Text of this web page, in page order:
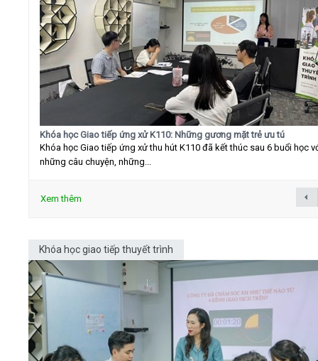
Khóa học Giao tiếp ứng xử K110: Những gương mặt trẻ ưu tú
Khóa học Giao tiếp ứng xử thu hút K110 đã kết thúc sau 6 buổi học
những câu chuyện, những...
Xem thêm
Khóa học giao tiếp thuyết trình